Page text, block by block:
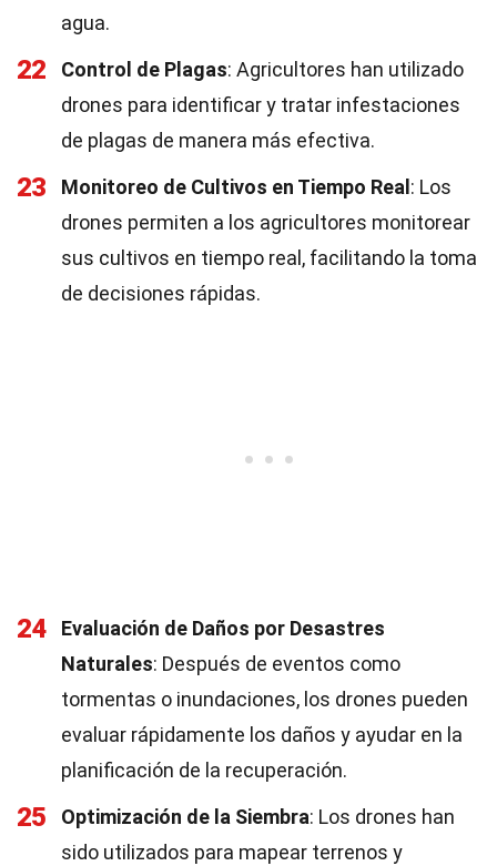
agua.
22 Control de Plagas: Agricultores han utilizado
drones para identificar y tratar infestaciones
de plagas de manera más efectiva.
23 Monitoreo de Cultivos en Tiempo Real : Los
drones permiten a los agricultores monitorear
sus cultivos en tiempo real, facilitando la toma
de decisiones rápidas.
24
Evaluación de Daños por Desastres
Naturales: Después de eventos como
tormentas o inundaciones, los drones pueden
evaluar rápidamente los daños y ayudar en la
planificación de la recuperación.
25 Optimización de la Siembra: Los drones han
sido utilizados para mapear terrenos y